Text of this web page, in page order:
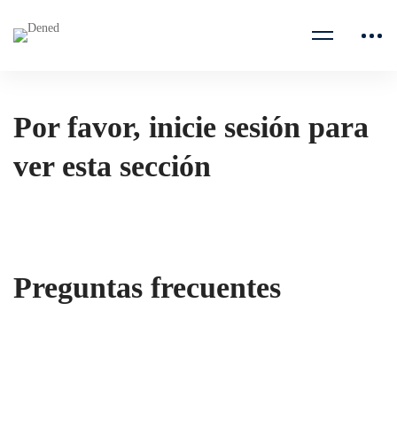
Por favor, inicie sesión para
ver esta sección
Preguntas frecuentes